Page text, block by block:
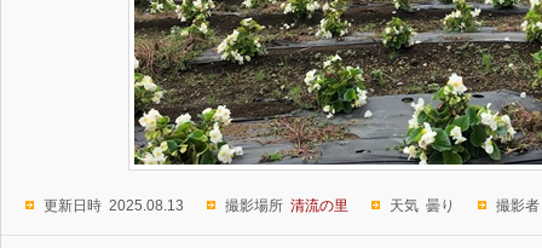
更新日時 2025.08.13 撮影場所 清流の里 天気 曇り 撮影